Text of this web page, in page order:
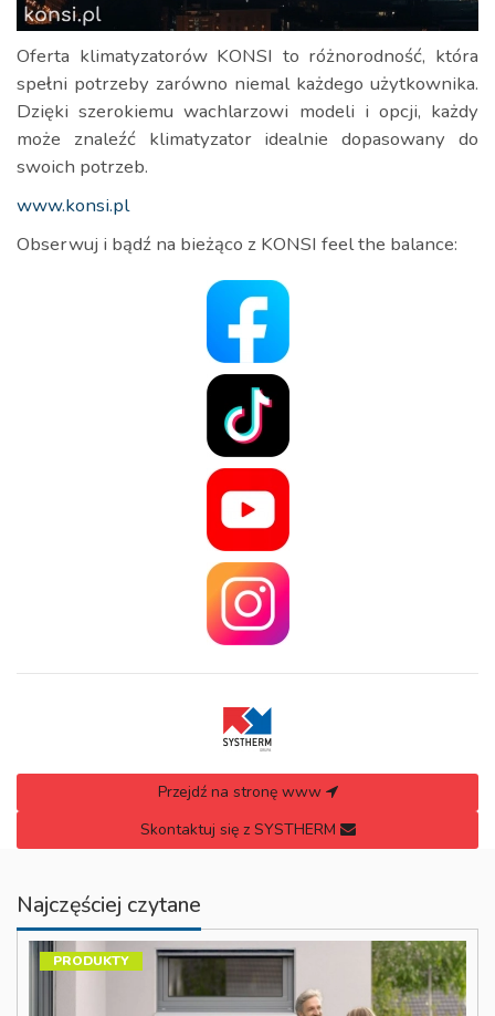
Oferta klimatyzatorów KONSI to różnorodność, która
spełni potrzeby zarówno niemal każdego użytkownika.
Dzięki szerokiemu wachlarzowi modeli i opcji, każdy
może znaleźć klimatyzator idealnie dopasowany do
swoich potrzeb.
www.konsi.pl
Obserwuj i bądź na bieżąco z KONSI feel the balance:
Przejdź na stronę www
Skontaktuj się z SYSTHERM
Najczęściej czytane
PRODUKTY